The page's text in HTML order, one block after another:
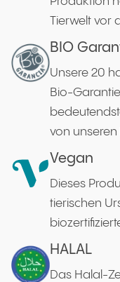
Tierwelt vor
BIO
Unsere 20
Bio-
von unseren
Vegan
Dieses
tierischen
HALAL
Das Halal-